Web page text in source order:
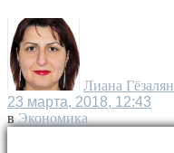
Лиана Гёзалян
23 марта, 2018, 12:43
в Экономика